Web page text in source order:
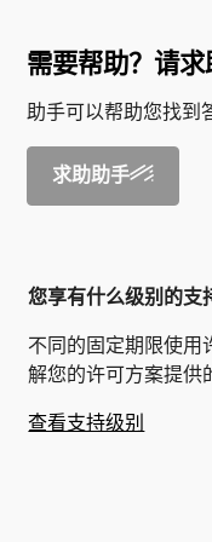
需要帮助？请
助手可以帮助您找到
求助助手
您享有什么级别的支
不同的固定期限使用
解您的许可方案提供
查看支持级别